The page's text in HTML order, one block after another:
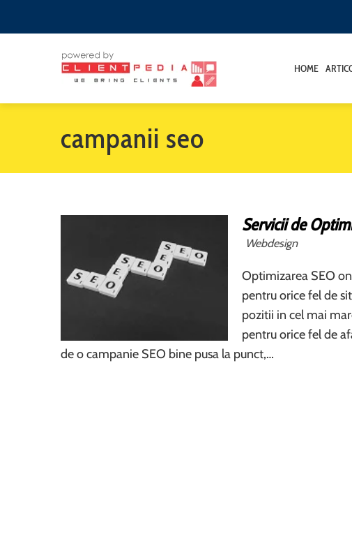
HOME
campanii seo
Servicii de
Webdesign
Optimizarea SEO
pentru orice fel de
pozitii in cel mai
pentru orice fel de
de o campanie SEO bine pusa la punct,…